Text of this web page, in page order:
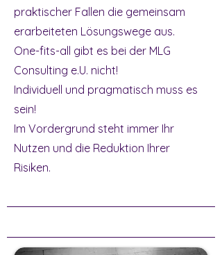
praktischer Fallen die gemeinsam
erarbeiteten Lösungswege aus.
One-fits-all gibt es bei der MLG
Consulting e.U. nicht!
Individuell und pragmatisch muss es
sein!
Im Vordergrund steht immer Ihr
Nutzen und die Reduktion Ihrer
Risiken.